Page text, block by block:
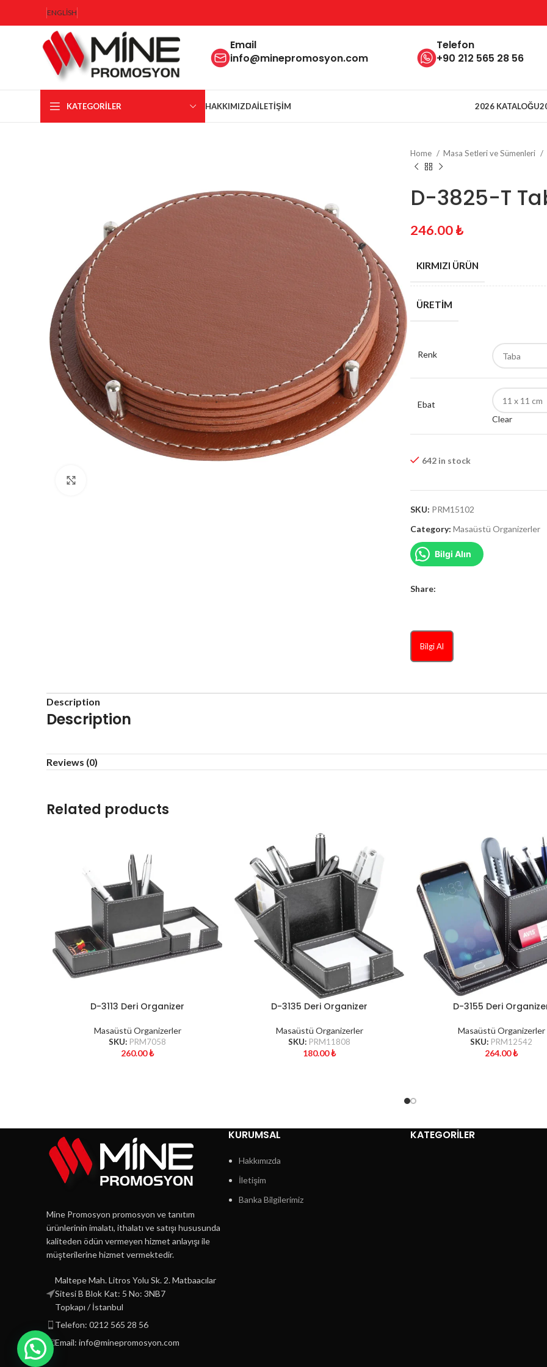
ENGLISH
Email
info@minepromosyon.com
Telefon
+90 212 565 28 56
KATEGORILER HAKKIMIZDAİLETIŞIM 2026 KATALOĞU
Home Masa Setleri ve Sümenleri
D-3825-T
246.00₺
KIRMIZI ÜRÜN
ÜRETIM
Renk
Ebat
Clear
642 in stock
SKU: PRM15102
Category: Masaüstü Organizerler
Bilgi Alın
Share:
Bilgi Al
Description
Description
Reviews (0)
Related products
D-3113 Deri Organizer
Masaüstü Organizerler
SKU: PRM7058
260.00₺
D-3135 Deri Organizer
Masaüstü Organizerler
SKU: PRM11808
180.00₺
D-3155 Deri
Masaüstü Organizerler
SKU: PRM12542
264.00₺
Mine Promosyon promosyon ve tanıtım
ürünlerinin imalatı, ithalatı ve satışı hususunda
kaliteden ödün vermeyen hizmet anlayışı ile
müşterilerine hizmet vermektedir.
Maltepe Mah. Litros Yolu Sk. 2. Matbaacılar
Sitesi B Blok Kat: 5 No: 3NB7
Topkapı / İstanbul
Telefon: 0212 565 28 56
Email: info@minepromosyon.com
KURUMSAL
Hakkımızda
İletişim
Banka Bilgilerimiz
KATEGORİLER